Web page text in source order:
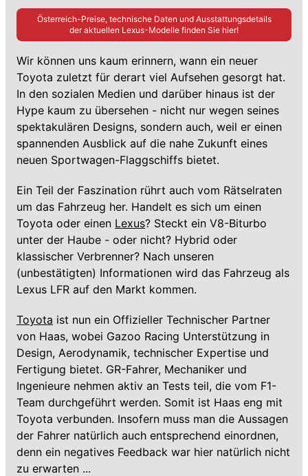
Österreich-Preise, technische Daten und Ausstattungsdetails
der aktuellen Lexus-Modelle finden Sie hier!
Wir können uns kaum erinnern, wann ein neuer
Toyota zuletzt für derart viel Aufsehen gesorgt hat.
In den sozialen Medien und darüber hinaus ist der
Hype kaum zu übersehen - nicht nur wegen seines
spektakulären Designs, sondern auch, weil er einen
spannenden Ausblick auf die nahe Zukunft eines
neuen Sportwagen-Flaggschiffs bietet.
Ein Teil der Faszination rührt auch vom Rätselraten
um das Fahrzeug her. Handelt es sich um einen
Toyota oder einen Lexus? Steckt ein V8-Biturbo
unter der Haube - oder nicht? Hybrid oder
klassischer Verbrenner? Nach unseren
(unbestätigten) Informationen wird das Fahrzeug als
Lexus LFR auf den Markt kommen.
Toyota ist nun ein Offizieller Technischer Partner
von Haas, wobei Gazoo Racing Unterstützung in
Design, Aerodynamik, technischer Expertise und
Fertigung bietet. GR-Fahrer, Mechaniker und
Ingenieure nehmen aktiv an Tests teil, die vom F1-
Team durchgeführt werden. Somit ist Haas eng mit
Toyota verbunden. Insofern muss man die Aussagen
der Fahrer natürlich auch entsprechend einordnen,
denn ein negatives Feedback war hier natürlich nicht
zu erwarten ...